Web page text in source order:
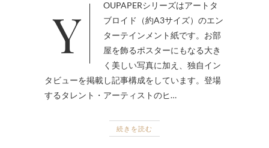
YOUPAPERシリーズはアートタ
ブロイド（約A3サイズ）のエン
ターテインメント紙です。お部
屋を飾るポスターにもなる大き
く美しい写真に加え、独自イン
タビューを掲載し記事構成をしています。登場
するタレント・アーティストのヒ…
続きを読む